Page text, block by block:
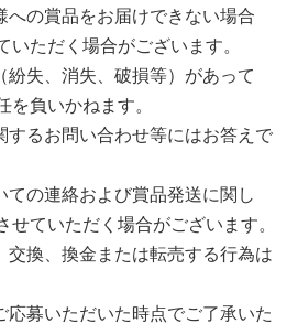
の賞品をお届けできない場合
いただく場合がございます。
失、消失、破損等）があって
を負いかねます。
るお問い合わせ等にはお答えで
の連絡および賞品発送に関し
せていただく場合がございます。
換、換金または転売する行為は
募いただいた時点でご了承いた